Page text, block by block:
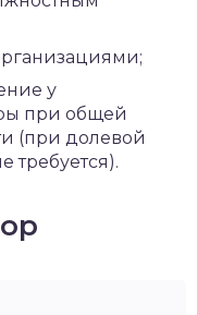
у
при общей
(при долевой
требуется).